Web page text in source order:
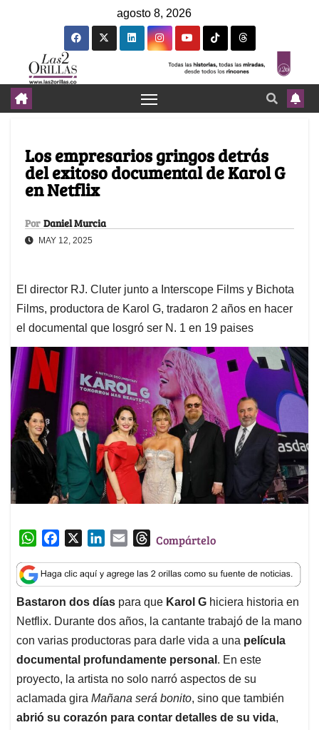
agosto 8, 2026
Los empresarios gringos detrás
del exitoso documental de Karol G
en Netflix
Por Daniel Murcia
MAY 12, 2025
El director RJ. Cluter junto a Interscope Films y Bichota
Films, productora de Karol G, tradaron 2 años en hacer
el documental que losgró ser N. 1 en 19 paises
W
a
t
s
A
p
p
c
e
b
o
o
k
n
k
e
d
I
n
a
i
l
T
r
e
a
d
s
Compártelo
Bastaron dos días para que Karol G hiciera historia en
Netflix. Durante dos años, la cantante trabajó de la mano
con varias productoras para darle vida a una película
documental profundamente personal . En este
proyecto, la artista no solo narró aspectos de su
aclamada gira Mañana será bonito, sino que también
abrió su corazón para contar detalles de su vida,